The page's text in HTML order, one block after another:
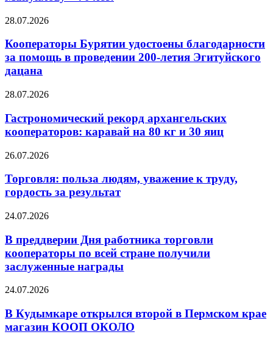
28.07.2026
Кооператоры Бурятии удостоены благодарности
за помощь в проведении 200-летия Эгитуйского
дацана
28.07.2026
Гастрономический рекорд архангельских
кооператоров: каравай на 80 кг и 30 яиц
26.07.2026
Торговля: польза людям, уважение к труду,
гордость за результат
24.07.2026
В преддверии Дня работника торговли
кооператоры по всей стране получили
заслуженные награды
24.07.2026
В Кудымкаре открылся второй в Пермском крае
магазин КООП ОКОЛО